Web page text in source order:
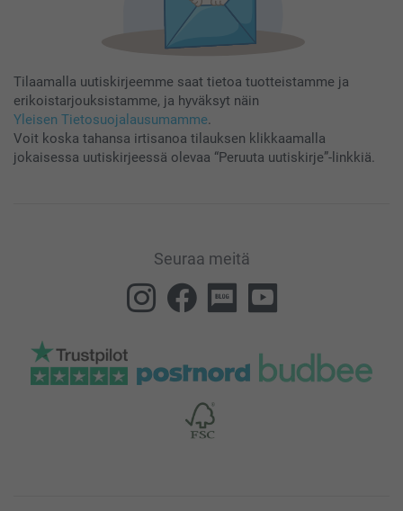
Tilaamalla uutiskirjeemme saat tietoa tuotteistamme ja
erikoistarjouksistamme, ja hyväksyt näin
Yleisen Tietosuojalausumamme.
Voit koska tahansa irtisanoa tilauksen klikkaamalla
jokaisessa uutiskirjeessä olevaa “Peruuta uutiskirje”-linkkiä.
Seuraa meitä